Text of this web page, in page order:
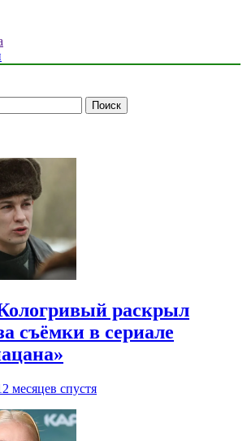
раскрыл
съёмки в сериале
месяцев спустя